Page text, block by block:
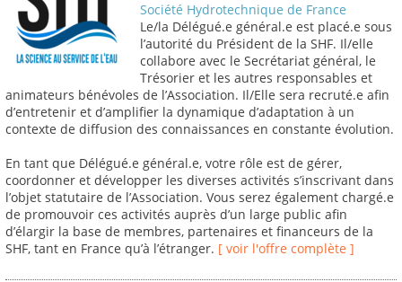
Société Hydrotechnique de France
Le/la Délégué.e général.e est placé.e sous
l’autorité du Président de la SHF. Il/elle
collabore avec le Secrétariat général, le
Trésorier et les autres responsables et
animateurs bénévoles de l’Association. Il/Elle sera recruté.e afin
d’entretenir et d’amplifier la dynamique d’adaptation à un
contexte de diffusion des connaissances en constante évolution.
En tant que Délégué.e général.e, votre rôle est de gérer,
coordonner et développer les diverses activités s’inscrivant dans
l’objet statutaire de l’Association. Vous serez également chargé.e
de promouvoir ces activités auprès d’un large public afin
d’élargir la base de membres, partenaires et financeurs de la
SHF, tant en France qu’à l’étranger. [ voir l'offre complète ]